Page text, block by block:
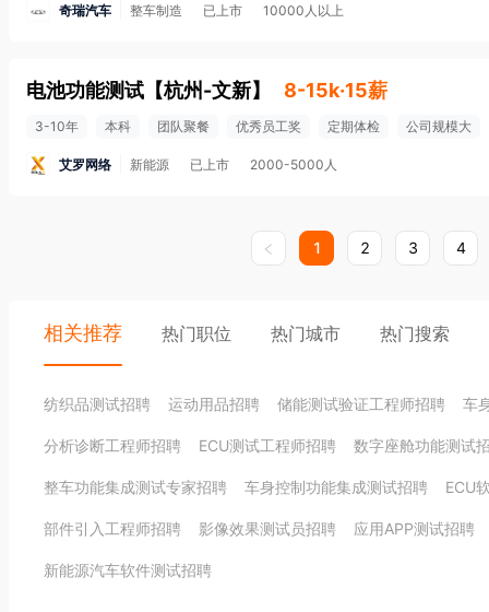
奇瑞汽车 整车制造 已上市 10000人以上
电池功能测试 【杭州-文新】 8-15k·15薪
3-10年 本科 团队聚餐 优秀员工奖 定期体检 公司规模大
艾罗网络 新能源 已上市 2000-5000人
1 2 3 4
相关推荐 热门职位 热门城市 热门搜索
纺织品测试招聘 运动用品招聘 储能测试验证工程师招聘 车
分析诊断工程师招聘 ECU测试工程师招聘 数字座舱功能测试
整车功能集成测试专家招聘 车身控制功能集成测试招聘 ECU
部件引入工程师招聘 影像效果测试员招聘 应用APP测试招聘
新能源汽车软件测试招聘